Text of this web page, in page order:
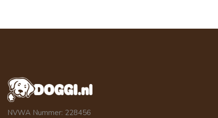
NVWA Nummer: 228456